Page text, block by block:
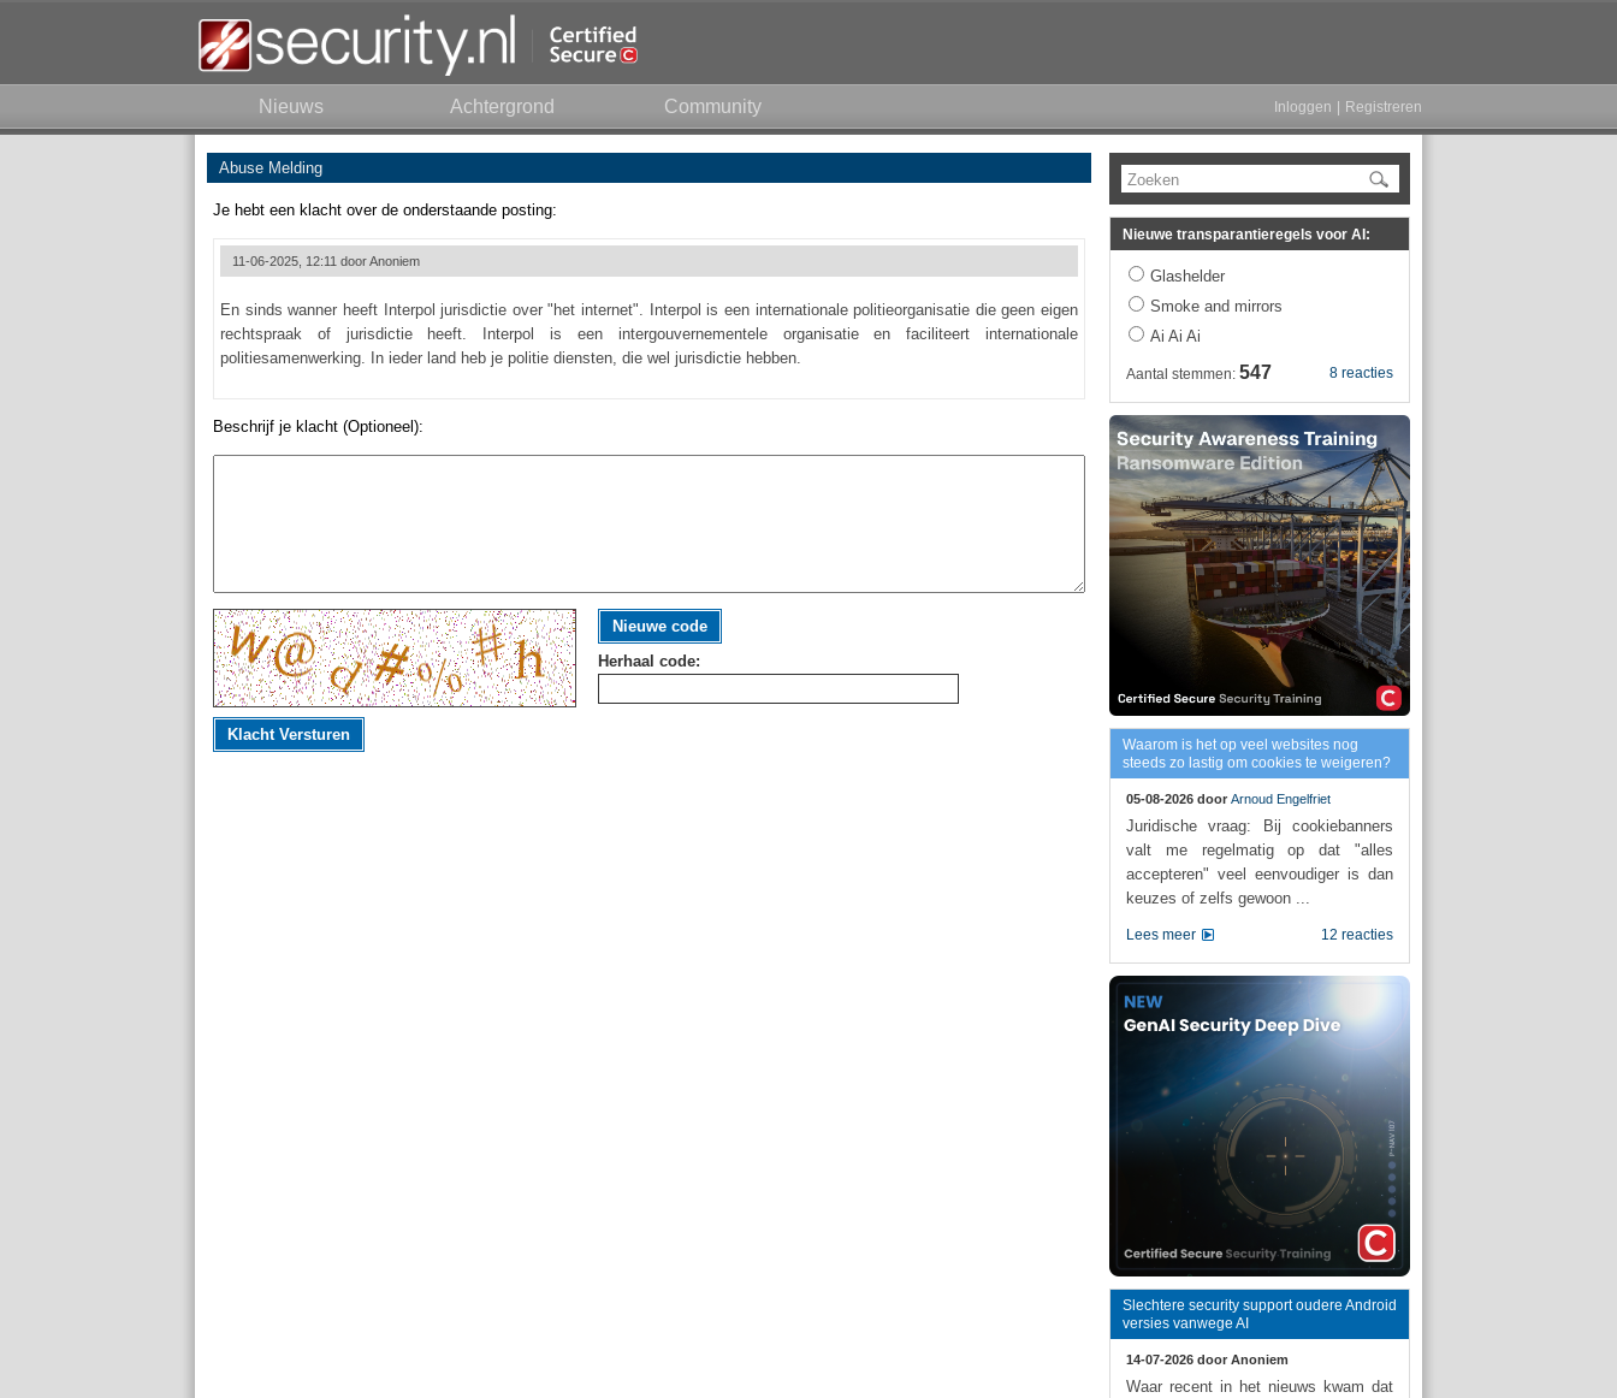
Nieuws Achtergrond Community Inloggen Registreren
Abuse Melding
Je hebt een klacht over de onderstaande posting:
11-06-2025, 12:11 doorAnoniem
En sinds wanner heeft Interpol jurisdictie over "het internet". Interpol is een internationale politieorganisatie die geen eigen
rechtspraak of jurisdictie heeft. Interpol is een intergouvernementele organisatie en faciliteert internationale
politiesamenwerking. In ieder land heb je politie diensten, die wel jurisdictie hebben.
Beschrijf je klacht (Optioneel):
Nieuwe code
Herhaal code:
Klacht Versturen
Zoeken
Nieuwe transparantieregels voor AI:
Glashelder
Smoke and mirrors
Ai Ai Ai
8 reacties
Aantal stemmen: 547
Waarom is het op veel websites nog
steeds zo lastig om cookies te weigeren?
05-08-2026 door Arnoud Engelfriet
Juridische vraag: Bij cookiebanners
valt me regelmatig op dat "alles
accepteren" veel eenvoudiger is dan
keuzes of zelfs gewoon ...
12 reacties
Lees meer
Slechtere security support oudere Android
versies vanwege AI
14-07-2026 door Anoniem
Waar recent in het nieuws kwam dat